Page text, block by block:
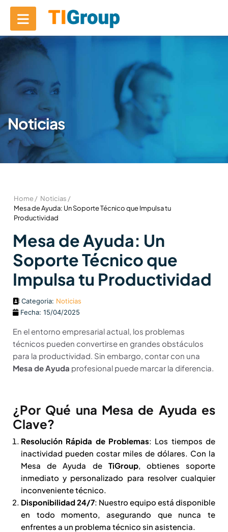
Noticias
Home / Noticias /
Mesa de Ayuda: Un Soporte Técnico que Impulsa tu
Productividad
Mesa de Ayuda: Un
Soporte Técnico que
Impulsa tu Productividad
Categoria: Noticias
Fecha: 15/04/2025
En el entorno empresarial actual, los problemas
técnicos pueden convertirse en grandes obstáculos
para la productividad. Sin embargo, contar con una
Mesa de Ayuda profesional puede marcar la diferencia.
¿Por Qué una Mesa de Ayuda es
Clave?
Resolución Rápida de Problemas: Los tiempos de
inactividad pueden costar miles de dólares. Con la
Mesa de Ayuda de TiGroup, obtienes soporte
inmediato y personalizado para resolver cualquier
inconveniente técnico.
Disponibilidad 24/7: Nuestro equipo está disponible
en todo momento, asegurando que nunca te
enfrentes a un problema técnico sin asistencia.